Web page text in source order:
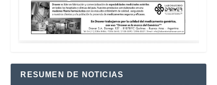
RESUMEN DE NOTICIAS